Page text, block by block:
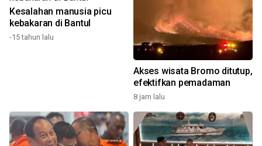
Kesalahan manusia picu
kebakaran di Bantul
-15 tahun lalu
Akses wisata Bromo ditutup,
efektifkan pemadaman
8 jam lalu